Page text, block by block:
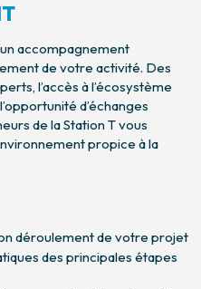
accompagnement
de votre activité. Des
l’accès à l’écosystème
d’échanges
de la Station T vous
propice à la
déroulement de votre projet
des principales étapes